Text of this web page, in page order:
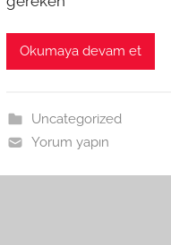
Okumaya devam et
Uncategorized
Yorum yapın